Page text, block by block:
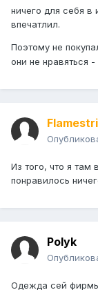
ничего для себя в
впечатлил.
Поэтому не
они не нравяться -
Из того, что я там
понравилось
Polyk
Одежда сей фирмы